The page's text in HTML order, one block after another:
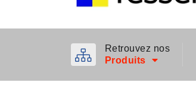
Retrouvez nos
Produits